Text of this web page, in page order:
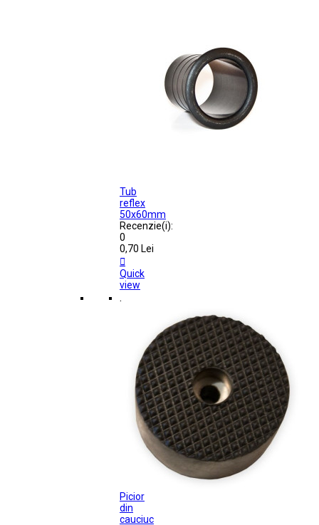
Tub
reflex
50x60mm
Recenzie(i):
0
0,70 Lei

Quick
view
.
Picior
din
cauciuc